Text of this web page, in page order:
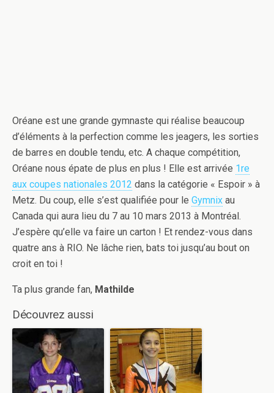
Oréane est une grande gymnaste qui réalise beaucoup
d’éléments à la perfection comme les jeagers, les sorties
de barres en double tendu, etc. A chaque compétition,
Oréane nous épate de plus en plus ! Elle est arrivée 1re
aux coupes nationales 2012 dans la catégorie « Espoir » à
Metz. Du coup, elle s’est qualifiée pour le Gymnix au
Canada qui aura lieu du 7 au 10 mars 2013 à Montréal.
J’espère qu’elle va faire un carton ! Et rendez-vous dans
quatre ans à RIO. Ne lâche rien, bats toi jusqu’au bout on
croit en toi !
Ta plus grande fan, Mathilde
Découvrez aussi